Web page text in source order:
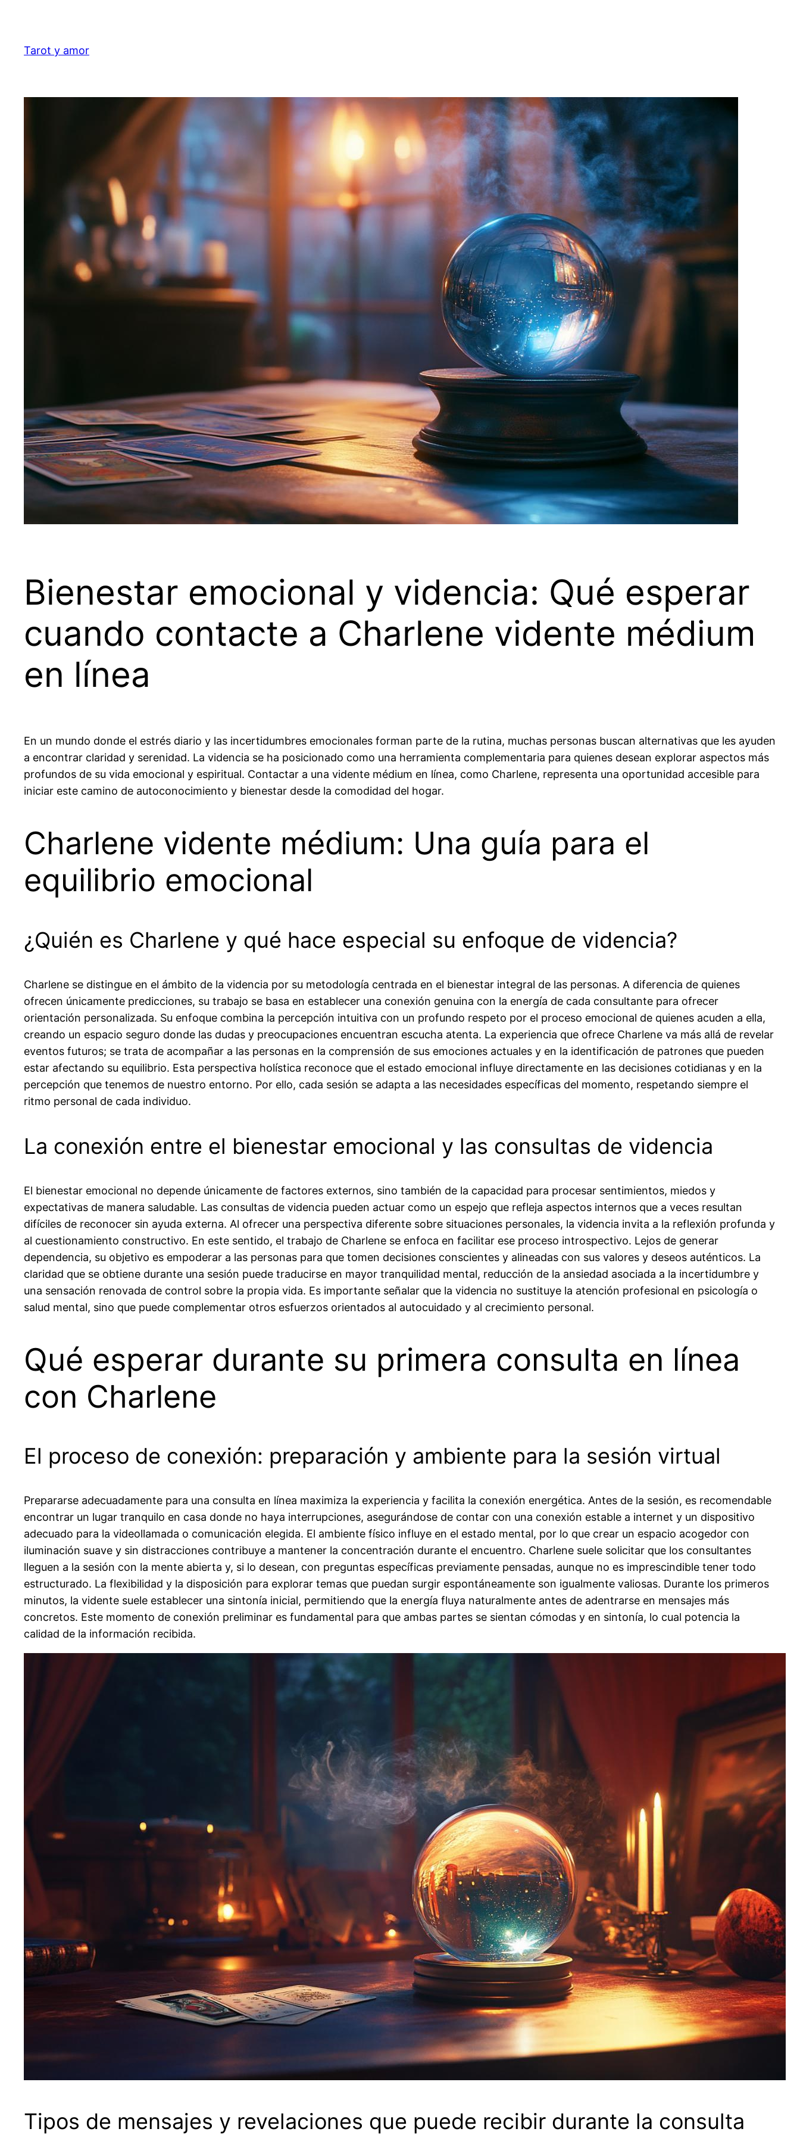
contenu
Tarot y amor
Bienestar emocional y videncia: Qué esperar
cuando contacte a Charlene vidente médium
en línea
En un mundo donde el estrés diario y las incertidumbres emocionales forman parte de la rutina, muchas personas buscan alternativas que les ayuden
a encontrar claridad y serenidad. La videncia se ha posicionado como una herramienta complementaria para quienes desean explorar aspectos más
profundos de su vida emocional y espiritual. Contactar a una vidente médium en línea, como Charlene, representa una oportunidad accesible para
iniciar este camino de autoconocimiento y bienestar desde la comodidad del hogar.
Charlene vidente médium: Una guía para el
equilibrio emocional
¿Quién es Charlene y qué hace especial su enfoque de videncia?
Charlene se distingue en el ámbito de la videncia por su metodología centrada en el bienestar integral de las personas. A diferencia de quienes
ofrecen únicamente predicciones, su trabajo se basa en establecer una conexión genuina con la energía de cada consultante para ofrecer
orientación personalizada. Su enfoque combina la percepción intuitiva con un profundo respeto por el proceso emocional de quienes acuden a ella,
creando un espacio seguro donde las dudas y preocupaciones encuentran escucha atenta. La experiencia que ofrece Charlene va más allá de revelar
eventos futuros; se trata de acompañar a las personas en la comprensión de sus emociones actuales y en la identificación de patrones que pueden
estar afectando su equilibrio. Esta perspectiva holística reconoce que el estado emocional influye directamente en las decisiones cotidianas y en la
percepción que tenemos de nuestro entorno. Por ello, cada sesión se adapta a las necesidades específicas del momento, respetando siempre el
ritmo personal de cada individuo.
La conexión entre el bienestar emocional y las consultas de videncia
El bienestar emocional no depende únicamente de factores externos, sino también de la capacidad para procesar sentimientos, miedos y
expectativas de manera saludable. Las consultas de videncia pueden actuar como un espejo que refleja aspectos internos que a veces resultan
difíciles de reconocer sin ayuda externa. Al ofrecer una perspectiva diferente sobre situaciones personales, la videncia invita a la reflexión profunda y
al cuestionamiento constructivo. En este sentido, el trabajo de Charlene se enfoca en facilitar ese proceso introspectivo. Lejos de generar
dependencia, su objetivo es empoderar a las personas para que tomen decisiones conscientes y alineadas con sus valores y deseos auténticos. La
claridad que se obtiene durante una sesión puede traducirse en mayor tranquilidad mental, reducción de la ansiedad asociada a la incertidumbre y
una sensación renovada de control sobre la propia vida. Es importante señalar que la videncia no sustituye la atención profesional en psicología o
salud mental, sino que puede complementar otros esfuerzos orientados al autocuidado y al crecimiento personal.
Qué esperar durante su primera consulta en línea
con Charlene
El proceso de conexión: preparación y ambiente para la sesión virtual
Prepararse adecuadamente para una consulta en línea maximiza la experiencia y facilita la conexión energética. Antes de la sesión, es recomendable
encontrar un lugar tranquilo en casa donde no haya interrupciones, asegurándose de contar con una conexión estable a internet y un dispositivo
adecuado para la videollamada o comunicación elegida. El ambiente físico influye en el estado mental, por lo que crear un espacio acogedor con
iluminación suave y sin distracciones contribuye a mantener la concentración durante el encuentro. Charlene suele solicitar que los consultantes
lleguen a la sesión con la mente abierta y, si lo desean, con preguntas específicas previamente pensadas, aunque no es imprescindible tener todo
estructurado. La flexibilidad y la disposición para explorar temas que puedan surgir espontáneamente son igualmente valiosas. Durante los primeros
minutos, la vidente suele establecer una sintonía inicial, permitiendo que la energía fluya naturalmente antes de adentrarse en mensajes más
concretos. Este momento de conexión preliminar es fundamental para que ambas partes se sientan cómodas y en sintonía, lo cual potencia la
calidad de la información recibida.
Tipos de mensajes y revelaciones que puede recibir durante la consulta